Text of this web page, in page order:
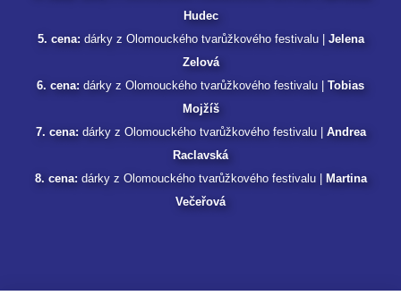
Hudec
5. cena: dárky z Olomouckého tvarůžkového festivalu | Jelena
Zelová
6. cena: dárky z Olomouckého tvarůžkového festivalu | Tobias
Mojžíš
7. cena: dárky z Olomouckého tvarůžkového festivalu | Andrea
Raclavská
8. cena: dárky z Olomouckého tvarůžkového festivalu |
Martina
Večeřová